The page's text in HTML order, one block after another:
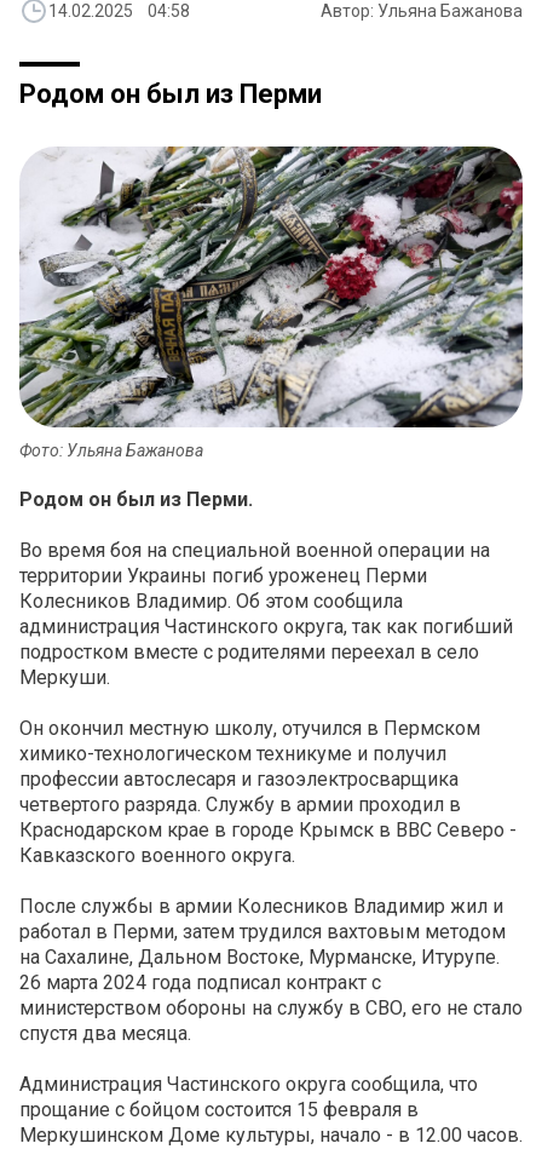
14.02.2025 04:58 Автор: Ульяна Бажанова
Родом он был из Перми
Фото: Ульяна Бажанова
Родом он был из Перми.
Во время боя на специальной военной операции на
территории Украины погиб уроженец Перми
Колесников Владимир. Об этом сообщила
администрация Частинского округа, так как погибший
подростком вместе с родителями переехал в село
Меркуши.
Он окончил местную школу, отучился в Пермском
химико-технологическом техникуме и получил
профессии автослесаря и газоэлектросварщика
четвертого разряда. Службу в армии проходил в
Краснодарском крае в городе Крымск в ВВС Северо -
Кавказского военного округа.
После службы в армии Колесников Владимир жил и
работал в Перми, затем трудился вахтовым методом
на Сахалине, Дальном Востоке, Мурманске, Итурупе.
26 марта 2024 года подписал контракт с
министерством обороны на службу в СВО, его не стало
спустя два месяца.
Администрация Частинского округа сообщила, что
прощание с бойцом состоится 15 февраля в
Меркушинском Доме культуры, начало - в 12.00 часов.